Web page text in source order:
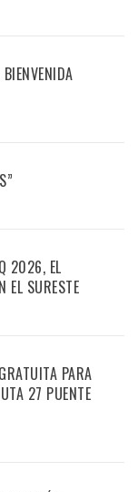
2026, EL
EL SURESTE
PARA
27 PUENTE